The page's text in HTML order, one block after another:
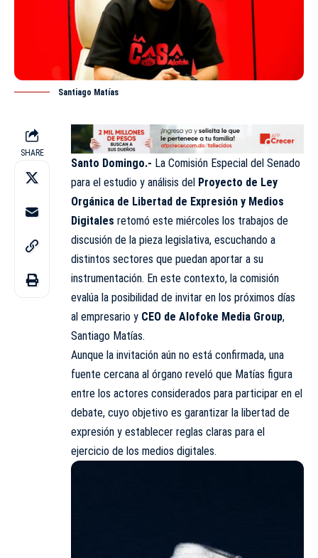
Santiago Matías
SHARE
Santo Domingo.- La Comisión Especial del Senado
para el estudio y análisis del Proyecto de Ley
Orgánica de Libertad de Expresión y Medios
Digitales retomó este miércoles los trabajos de
discusión de la pieza legislativa, escuchando a
distintos sectores que puedan aportar a su
instrumentación. En este contexto, la comisión
evalúa la posibilidad de invitar en los próximos días
al empresario y CEO de Alofoke Media Group,
Santiago Matías.
Aunque la invitación aún no está confirmada, una
fuente cercana al órgano reveló que Matías figura
entre los actores considerados para participar en el
debate, cuyo objetivo es garantizar la libertad de
expresión y establecer reglas claras para el
ejercicio de los medios digitales.